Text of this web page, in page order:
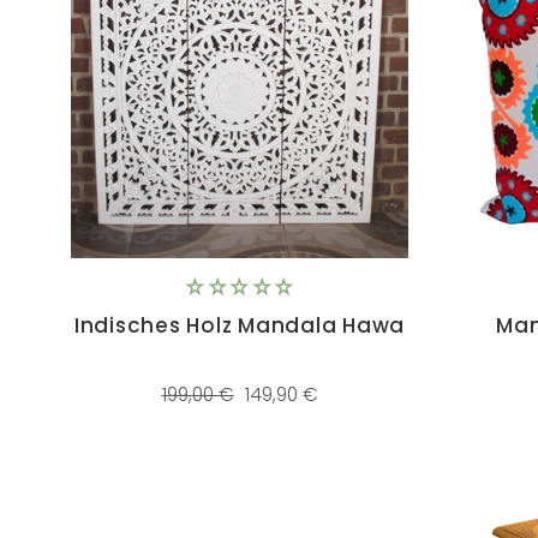
Indisches Holz Mandala Hawa
Normaler
199,00 € Sonderpreis
149,90 €